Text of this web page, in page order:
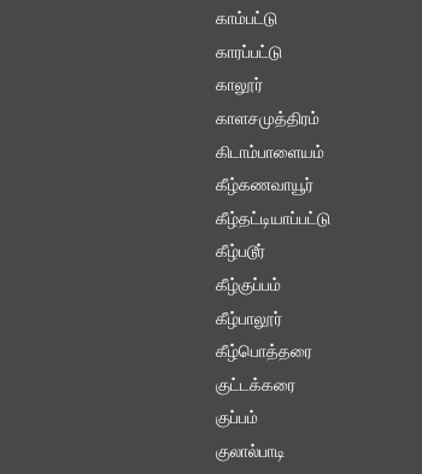
காம்பட்டு
காரப்பட்டு
காலூர்
காளசமுத்திரம்
கிடாம்பாளையம்
கீழ்கணவாயூர்
கீழ்தட்டியாப்பட்டு
கீழ்படூர்
கீழ்குப்பம்
கீழ்பாலூர்
கீழ்பொத்தரை
குட்டக்கரை
குப்பம்
குலால்பாடி